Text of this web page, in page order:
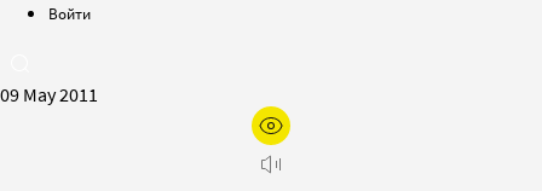
Войти
09 May 2011